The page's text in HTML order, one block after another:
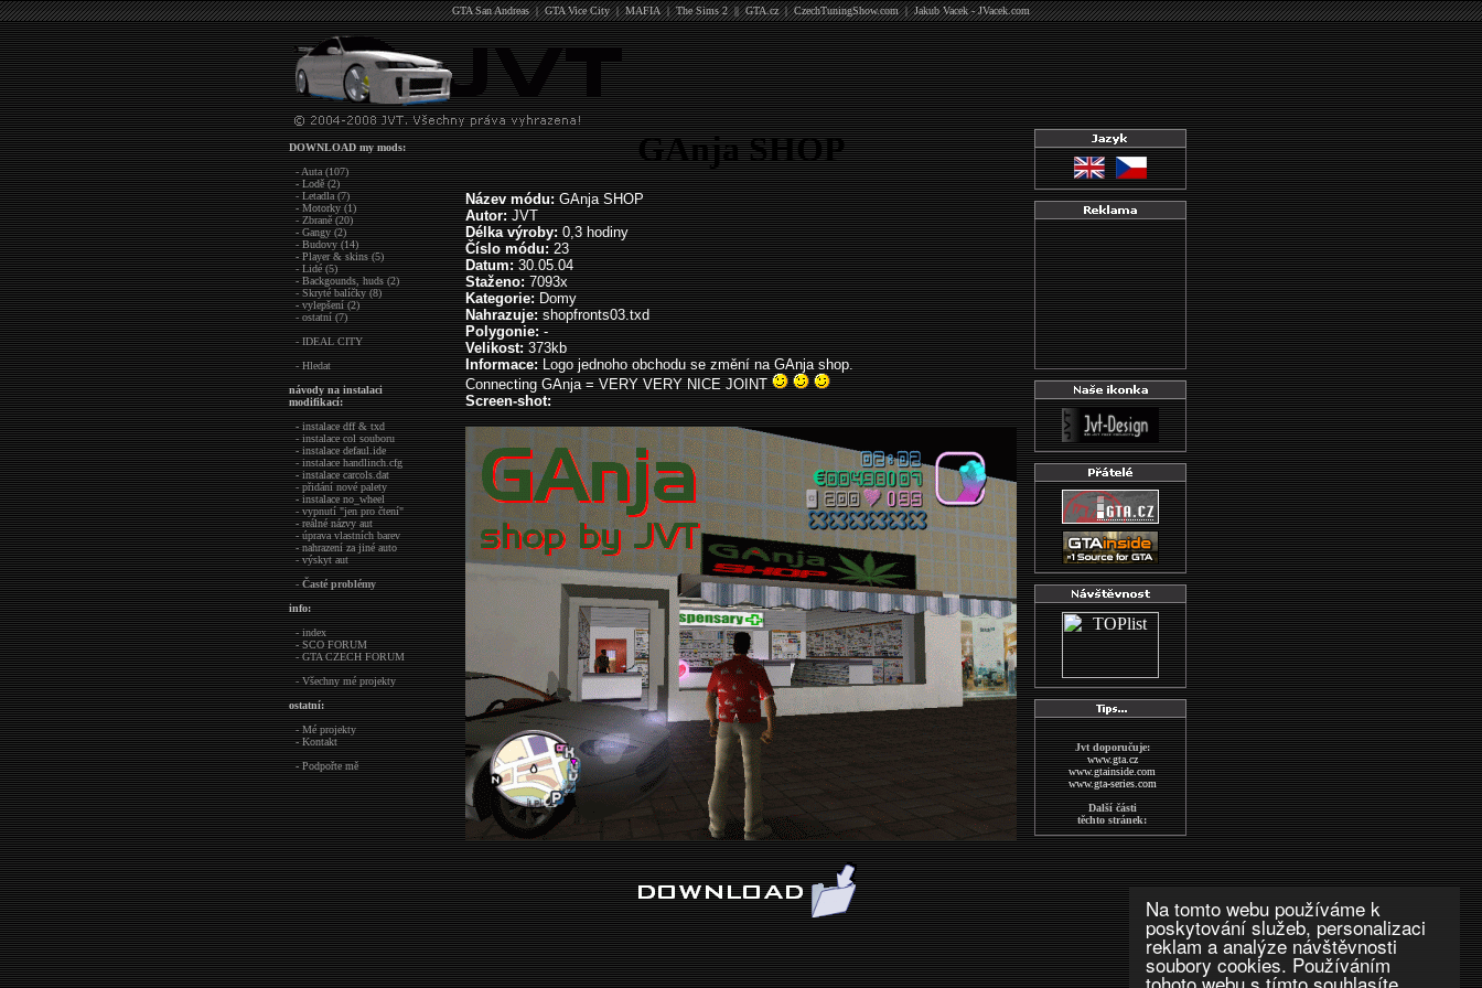
Na tomto webu používáme k
poskytování služeb, personalizaci
reklam a analýze návštěvnosti
soubory cookies. Používáním
GTA San Andreas|GTA Vice City|MAFIA|The Sims 2||GTA.cz|CzechTuningShow.com|Jakub Vacek - JVacek.com
DOWNLOAD my mods:
- Auta (107)
- Lodě (2)
- Letadla (7)
- Motorky (1)
- Zbraně (20)
- Gangy (2)
- Budovy (14)
- Player & skins (5)
- Lidé (5)
- Backgounds, huds (2)
- Skryté balíčky (8)
- vylepšení (2)
- ostatní (7)
- IDEAL CITY
- Hledat
návody na instalaci
modifikací:
- instalace dff & txd
- instalace col souboru
- instalace defaul.ide
- instalace handlinch.cfg
- instalace carcols.dat
- přidání nové palety
- instalace no_wheel
- vypnutí "jen pro čtení"
- reálné názvy aut
- úprava vlastních barev
- nahrazení za jiné auto
- výskyt aut
-Časté problémy
info:
- index
- SCO FORUM
- GTA CZECH FORUM
- Všechny mé projekty
ostatní:
- Mé projekty
- Kontakt
- Podpořte mě
GAnja SHOP
Název módu:GAnja SHOP
Autor:JVT
Délka výroby:0,3 hodiny
Číslo módu:23
Datum:30.05.04
Staženo:7093x
Kategorie: Domy
Nahrazuje:shopfronts03.txd
Polygonie:-
Velikost:373kb
Informace:Logo jednoho obchodu se změní na GAnja shop.
Connecting GAnja = VERY VERY NICE JOINT
Screen-shot:
Jvt doporučuje:
www.gta.cz
www.gtainside.com
www.gta-series.com
Další části
těchto stránek:
GTA San Andreas
GTA Vice City
The Sims2
Wallpapers
MAFIA
indexs
GTA CZECH FORUM
Další stránky
o hře GTA:
www.gta-downloads.com
www.grandtheftauto.fr